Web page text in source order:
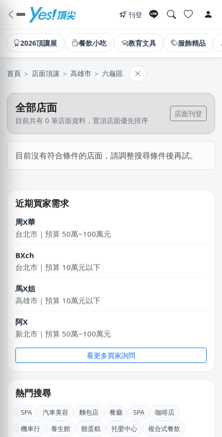
刊登
2026頂讓展 餐飲小吃 教育文具 服飾精品
首頁 ＞ 店面頂讓 ＞ 高雄市 ＞ 六龜區
全部店面
目前共有 0 筆店面資料，置頂店面優先排序
店面刊登
目前沒有符合條件的店面，請調整搜尋條件後再試。
近期買家需求
林X芷
新北市｜預算 50萬~100萬元
周X華
台北市｜預算 50萬~100萬元
BXch
台北市｜預算 10萬元以下
馬X姐
高雄市｜預算 10萬元以下
阿X
新北市｜預算 50萬~100萬元
郭X生
台北市｜預算 10萬~30萬元
游X諠
彰化縣｜預算 10萬~30萬元
新北市｜預算 10萬~30萬元
看更多買家詢問
熱門搜尋
SPA 汽車美容 麵包店 餐廳 SPA
咖啡店
機車行
養生館 雞蛋糕 托嬰中心
複合式餐飲